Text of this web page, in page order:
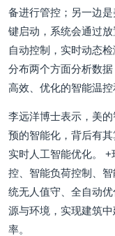
备进行管控；另一边
键启动，系统会通过
自动控制，实时动态
分布两个方面分析数
高效、优化的智能温控
李远洋博士表示，美
预的智能化，背后有
实时人工智能优化。
控、智能负荷控制、
统无人值守、全自动
源与环境，实现建筑
率。